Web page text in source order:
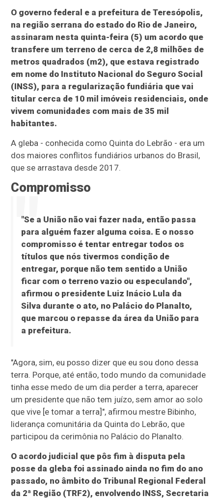
O governo federal e a prefeitura de Teresópolis,
na região serrana do estado do Rio de Janeiro,
assinaram nesta quinta-feira (5) um acordo que
transfere um terreno de cerca de 2,8 milhões de
metros quadrados (m2), que estava registrado
em nome do Instituto Nacional do Seguro Social
(INSS), para a regularização fundiária que vai
titular cerca de 10 mil imóveis residenciais, onde
vivem comunidades com mais de 35 mil
habitantes.
A gleba - conhecida como Quinta do Lebrão - era um
dos maiores conflitos fundiários urbanos do Brasil,
que se arrastava desde 2017.
Compromisso
"Se a União não vai fazer nada, então passa
para alguém fazer alguma coisa. E o nosso
compromisso é tentar entregar todos os
títulos que nós tivermos condição de
entregar, porque não tem sentido a União
ficar com o terreno vazio ou especulando",
afirmou o presidente Luiz Inácio Lula da
Silva durante o ato, no Palácio do Planalto,
que marcou o repasse da área da União para
a prefeitura.
"Agora, sim, eu posso dizer que eu sou dono dessa
terra. Porque, até então, todo mundo da comunidade
tinha esse medo de um dia perder a terra, aparecer
um presidente que não tem juízo, sem amor ao solo
que vive [e tomar a terra]", afirmou mestre Bibinho,
liderança comunitária da Quinta do Lebrão, que
participou da cerimônia no Palácio do Planalto.
O acordo judicial que pôs fim à disputa pela
posse da gleba foi assinado ainda no fim do ano
passado, no âmbito do Tribunal Regional Federal
da 2ª Região (TRF2), envolvendo INSS, Secretaria